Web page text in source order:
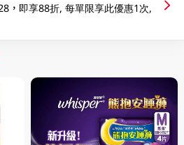
，即享88折, 每單限享此優惠1次,